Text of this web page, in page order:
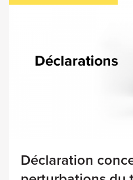
Déclaration